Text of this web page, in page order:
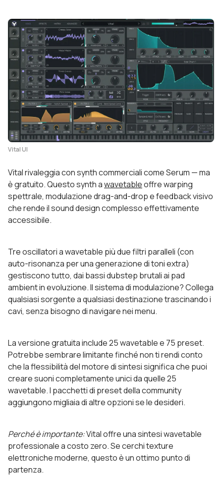
Vital UI
Vital rivaleggia con synth commerciali come Serum — ma
è gratuito. Questo synth awavetableoffre warping
spettrale, modulazione drag-and-drop e feedback visivo
che rende il sound design complesso effettivamente
accessibile.
Tre oscillatori a wavetable più due filtri paralleli (con
auto-risonanza per una generazione di toni extra)
gestiscono tutto, dai bassi dubstep brutali ai pad
ambient in evoluzione. Il sistema di modulazione? Collega
qualsiasi sorgente a qualsiasi destinazione trascinando i
cavi, senza bisogno di navigare nei menu.
La versione gratuita include 25 wavetable e 75 preset.
Potrebbe sembrare limitante finché non ti rendi conto
che la flessibilità del motore di sintesi significa che puoi
creare suoni completamente unici da quelle 25
wavetable. I pacchetti di preset della community
aggiungono migliaia di altre opzioni se le desideri.
Perché è importante:Vital offre una sintesi wavetable
professionale a costo zero. Se cerchi texture
elettroniche moderne, questo è un ottimo punto di
partenza.